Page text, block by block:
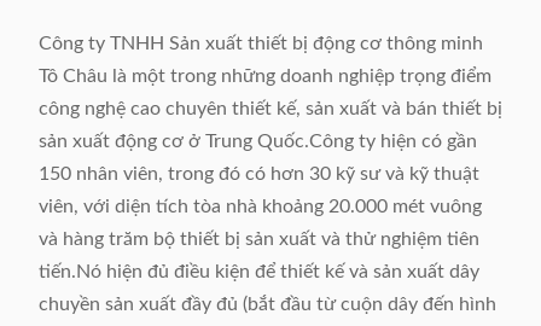
Công ty TNHH Sản xuất thiết bị động cơ thông minh
Tô Châu là một trong những doanh nghiệp trọng điểm
công nghệ cao chuyên thiết kế, sản xuất và bán thiết bị
sản xuất động cơ ở Trung Quốc.Công ty hiện có gần
150 nhân viên, trong đó có hơn 30 kỹ sư và kỹ thuật
viên, với diện tích tòa nhà khoảng 20.000 mét vuông
và hàng trăm bộ thiết bị sản xuất và thử nghiệm tiên
tiến.Nó hiện đủ điều kiện để thiết kế và sản xuất dây
chuyền sản xuất đầy đủ (bắt đầu từ cuộn dây đến hình